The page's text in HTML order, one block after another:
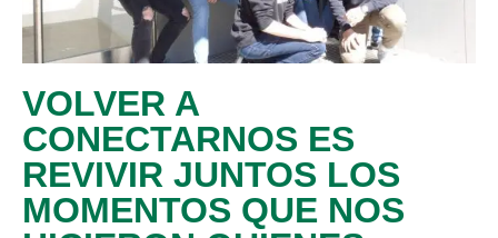
VOLVER A
CONECTARNOS ES
REVIVIR JUNTOS LOS
MOMENTOS QUE NOS